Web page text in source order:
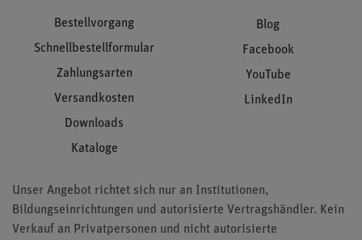
Bestellvorgang
Schnellbestellformular
Zahlungsarten
Versandkosten
Downloads
Kataloge
Blog
Facebook
YouTube
LinkedIn
Unser Angebot richtet sich nur an Institutionen,
Bildungseinrichtungen und autorisierte Vertragshändler. Kein
Verkauf an Privatpersonen und nicht autorisierte